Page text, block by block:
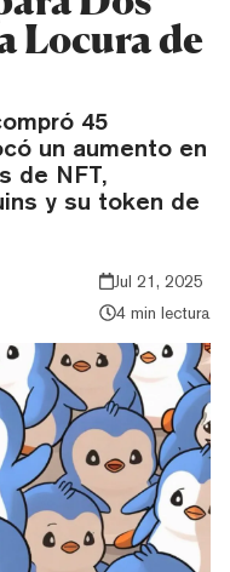
Locura de
45
un aumento en
de NFT,
y su token de
Jul 21, 2025
4 min lectura